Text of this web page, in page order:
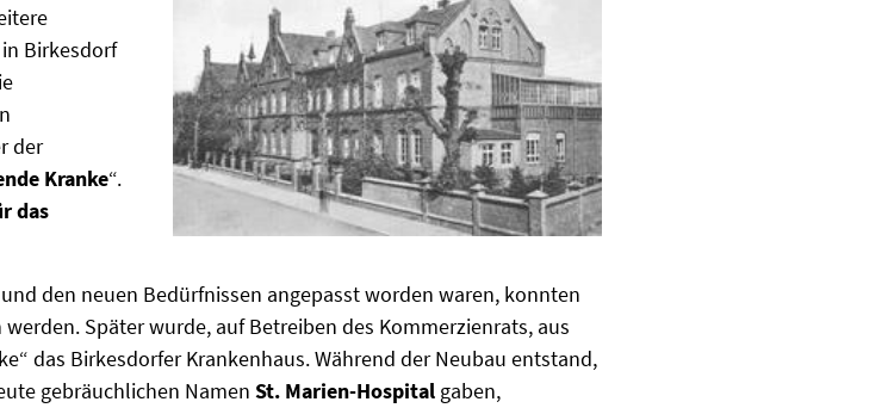
Birkesdorf
der
Kranke“.
das
den neuen Bedürfnissen angepasst worden waren, konnten
werden. Später wurde, auf Betreiben des Kommerzienrats, aus
das Birkesdorfer Krankenhaus. Während der Neubau entstand,
gebräuchlichen Namen St. Marien-Hospital gaben,